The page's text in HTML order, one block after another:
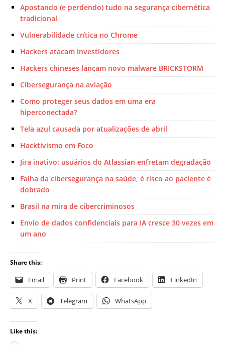
Apostando (e perdendo) tudo na segurança cibernética
tradicional
Vulnerabilidade crítica no Chrome
Hackers atacam investidores
Hackers chineses lançam novo malware BRICKSTORM
Cibersegurança na aviação
Como proteger seus dados em uma era
hiperconectada?
Tela azul causada ​​por atualizações de abril
Hacktivismo em Foco
Jira inativo: usuários do Atlassian enfretam degradação
Falha da cibersegurança na saúde, é risco ao paciente é
dobrado
Brasil na mira de cibercriminosos
Envio de dados confidenciais para IA cresce 30 vezes em
um ano
Share this:
Email Print Facebook LinkedIn
X Telegram WhatsApp
Like this: